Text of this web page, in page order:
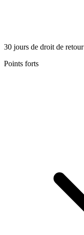
30 jours de droit de retour
Points forts